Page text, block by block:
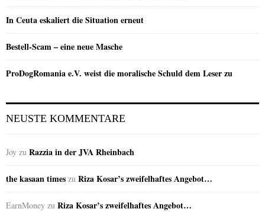
In Ceuta eskaliert die Situation erneut
Bestell-Scam – eine neue Masche
ProDogRomania e.V. weist die moralische Schuld dem Leser zu
NEUSTE KOMMENTARE
Joy zu Razzia in der JVA Rheinbach
the kasaan times zu Riza Kosar’s zweifelhaftes Angebot…
EarnMoney zu Riza Kosar’s zweifelhaftes Angebot…